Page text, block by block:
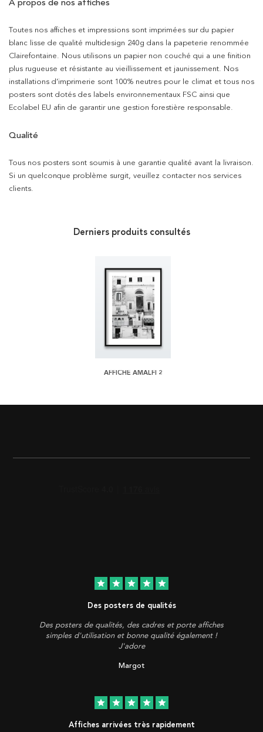
À propos de nos affiches
Toutes nos affiches et impressions sont imprimées sur du papier
blanc lisse de qualité multidesign 240g dans la papeterie renommée
Clairefontaine. Nous utilisons un papier non couché qui a une finition
plus rugueuse et résistante au vieillissement et jaunissement. Nos
installations d’imprimerie sont 100% neutres pour le climat et tous nos
posters sont dotés des labels environnementaux FSC ainsi que
Ecolabel EU afin de garantir une gestion forestière responsable.
Qualité
Tous nos posters sont soumis à une garantie qualité avant la livraison.
Si un quelconque problème surgit, veuillez contacter nos services
clients.
Derniers produits consultés
AFFICHE AMALFI 2
star star star star star
Des posters de qualités
Des posters de qualités, des cadres et porte affiches
simples d'utilisation et bonne qualité également !
J'adore
Margot
star star star star star
Affiches arrivées très rapidement